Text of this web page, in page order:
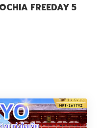
FREEDAY 5